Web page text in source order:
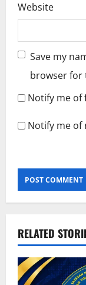
Website
Save my
browser for
Notify me of
Notify me of
RELATED